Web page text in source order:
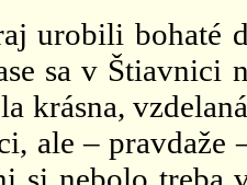
urobili bohaté
sa v
krásna,
ale –